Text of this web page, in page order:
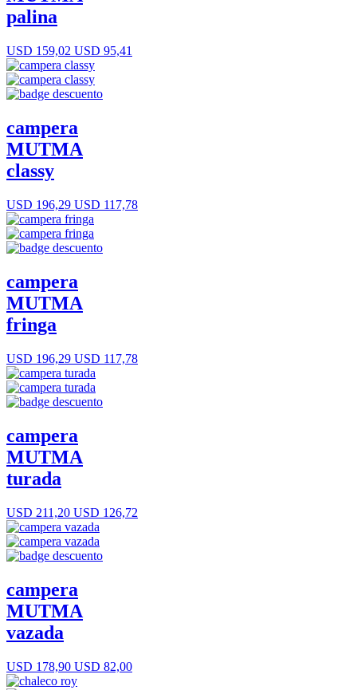
palina
USD 159,02 USD 95,41
campera
MUTMA
classy
USD 196,29 USD 117,78
campera
MUTMA
fringa
USD 196,29 USD 117,78
campera
MUTMA
turada
USD 211,20 USD 126,72
campera
MUTMA
vazada
USD 178,90 USD 82,00